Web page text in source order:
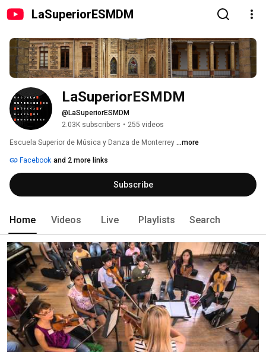
LaSuperiorESMDM
LaSuperiorESMDM
@LaSuperiorESMDM
2.03K subscribers • 255 videos
Escuela Superior de Música y Danza de Monterrey ...more
Facebook and 2 more links
Subscribe
Home Videos Live Playlists Search